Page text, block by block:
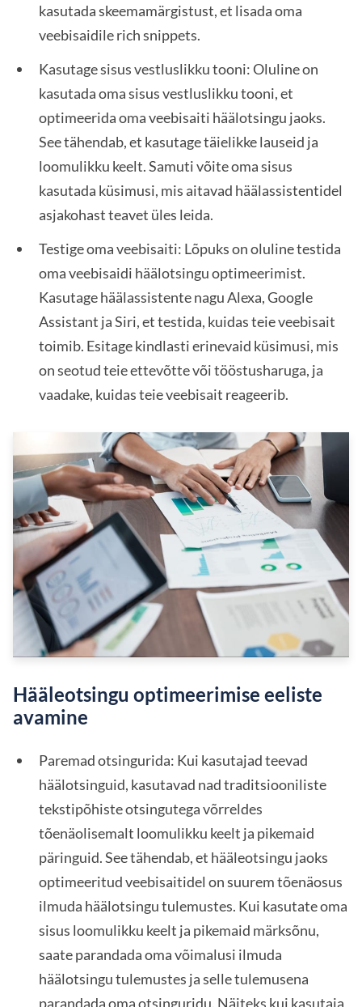
kasutada skeemamärgistust, et lisada oma
veebisaidile rich snippets.
Kasutage sisus vestluslikku tooni: Oluline on
kasutada oma sisus vestluslikku tooni, et
optimeerida oma veebisaiti häälotsingu jaoks.
See tähendab, et kasutage täielikke lauseid ja
loomulikku keelt. Samuti võite oma sisus
kasutada küsimusi, mis aitavad häälassistentidel
asjakohast teavet üles leida.
Testige oma veebisaiti: Lõpuks on oluline testida
oma veebisaidi häälotsingu optimeerimist.
Kasutage häälassistente nagu Alexa, Google
Assistant ja Siri, et testida, kuidas teie veebisait
toimib. Esitage kindlasti erinevaid küsimusi, mis
on seotud teie ettevõtte või tööstusharuga, ja
vaadake, kuidas teie veebisait reageerib.
Hääleotsingu optimeerimise eeliste
avamine
Paremad otsingurida: Kui kasutajad teevad
häälotsinguid, kasutavad nad traditsiooniliste
tekstipõhiste otsingutega võrreldes
tõenäolisemalt loomulikku keelt ja pikemaid
päringuid. See tähendab, et hääleotsingu jaoks
optimeeritud veebisaitidel on suurem tõenäosus
ilmuda häälotsingu tulemustes. Kui kasutate oma
sisus loomulikku keelt ja pikemaid märksõnu,
saate parandada oma võimalusi ilmuda
häälotsingu tulemustes ja selle tulemusena
parandada omaotsinguridu . Näiteks kui kasutaja